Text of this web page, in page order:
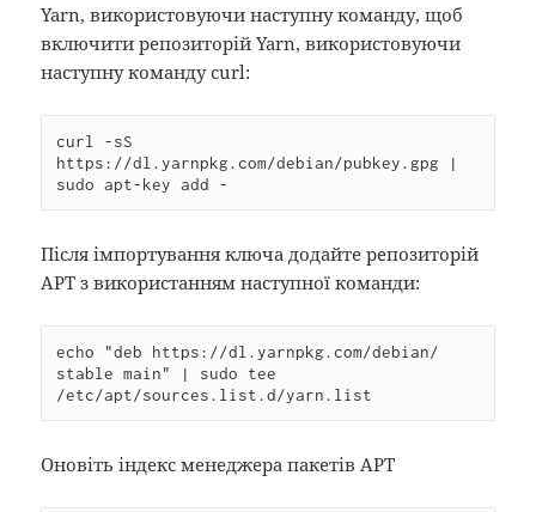
Yarn, використовуючи наступну команду, щоб
включити репозиторій Yarn, використовуючи
наступну команду curl:
curl -sS
https://dl.yarnpkg.com/debian/pubkey.gpg |
sudo apt-key add -
Після імпортування ключа додайте репозиторій
APT з використанням наступної команди:
echo "deb https://dl.yarnpkg.com/debian/
stable main" | sudo tee
/etc/apt/sources.list.d/yarn.list
Оновіть індекс менеджера пакетів APT